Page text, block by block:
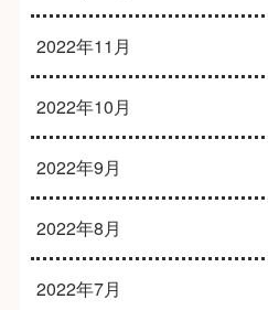
2022年11月
2022年10月
2022年9月
2022年8月
2022年7月